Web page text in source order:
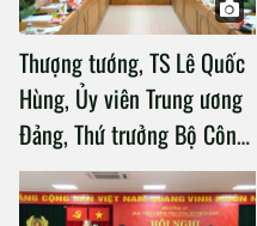
Thượng tướng, TS Lê Quốc
Hùng, Ủy viên Trung ương
Đảng, Thứ trưởng Bộ Công
an làm việc với Học viện
Chính trị Công an nhân dân